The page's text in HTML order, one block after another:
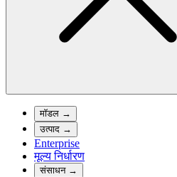
मॉडल →
उत्पाद →
Enterprise
मूल्य निर्धारण
संसाधन→